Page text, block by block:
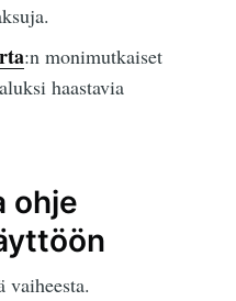
:n monimutkaiset
haastavia
ohje
vaiheesta.